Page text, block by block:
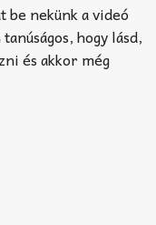
be nekünk a videó
hogy lásd,
és akkor még